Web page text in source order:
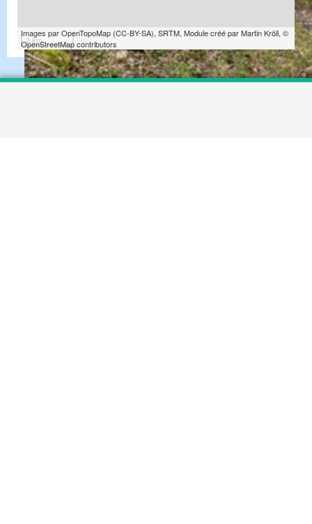
2 km
Images parOpenTopoMap (CC-BY-SA), SRTM, Module créé parMartin Kröll, ©
OpenStreetMap contributors